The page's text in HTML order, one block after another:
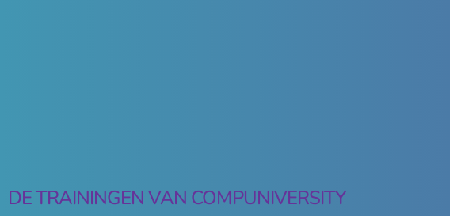
DE TRAININGEN VAN COMPUNIVERSITY